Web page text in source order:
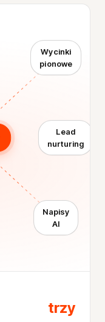
Wycinki
pionowe
Napisy
AI
Lead
nurturing
trzy